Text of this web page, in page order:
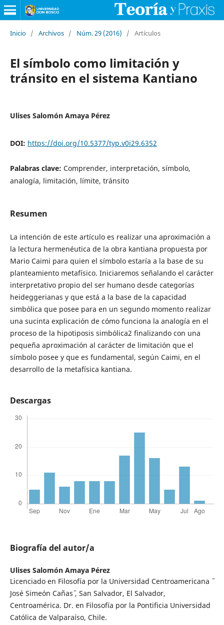
Inicio / Archivos / Núm. 29 (2016) / Artículos
El símbolo como limitación y
tránsito en el sistema Kantiano
Ulises Salomón Amaya Pérez
DOI: https://doi.org/10.5377/typ.v0i29.6352
Palabras clave: Comprender, interpretación, símbolo,
analogía, limitación, límite, tránsito
Resumen
La intención de este artículo es realizar una aproximación a
la lectura hermenéutica de la obra kantiana propuesta por
Mario Caimi para quien el símbolo estaría a la base de su
planteamiento metafísico. Iniciaremos señalando el carácter
interpretativo propio del ser humano desde categorías
heideggerianas y que está a la base de la capacidad
simbólica que posee para en un segundo momento realizar
una sucinta explicación de cómo funciona la analogía en el
proceso de la hipotiposis simbólica2 finalizando con una
pequeña aproximación al carácter de limitación que el
símbolo posee y que es fundamental, según Caimi, en el
desarrollo de la metafísica kantiana.
Descargas
Biografía del autor/a
Ulises Salomón Amaya Pérez
Licenciado en Filosofía por la Universidad Centroamericana ̋
José Simeón Cañas ̋, San Salvador, El Salvador,
Centroamérica. Dr. en Filosofía por la Pontificia Universidad
Católica de Valparaíso, Chile.